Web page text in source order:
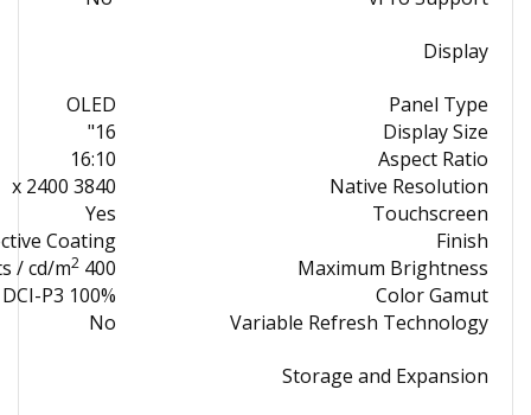
Display
Panel Type
OLED
Display Size
16"
Aspect Ratio
16:10
Native Resolution
3840 x 2400
Touchscreen
Yes
Finish
Coating
Maximum Brightness
400 nits / cd/m
2
Color Gamut
100% DCI-P3
Variable Refresh Technology
No
Storage and Expansion